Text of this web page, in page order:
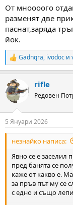
От мноооого
разменят две
паснат,заряда
йок.
R
e
c
t
i
s
:
Gadnqra, ivodoc и
rifle
Редовен
5 Януари 2026
незнайко написа:
Явно се е заселил
пред банята се
каже от какво е.
за пръв път му се
с едно и също